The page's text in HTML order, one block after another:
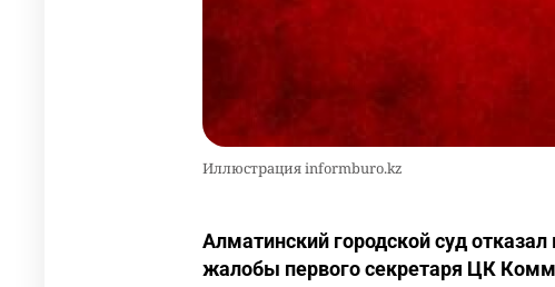
Иллюстрация informburo.kz
Алматинский городской суд
жалобы первого секретаря ЦК